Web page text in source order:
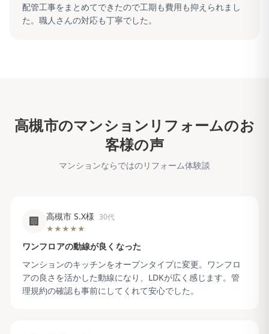
配管工事をまとめてできたので工期も費用も抑えられまし
た。職人さんの対応も丁寧でした。
高槻市のマンションリフォームのお
客様の声
マンションならではのリフォーム体験談
🏢 高槻市 S.X様 30代
★★★★★
ワンフロアの動線が良くなった
マンションのキッチンをオープンタイプに変更。ワンフロ
アの良さを活かした動線になり、LDKが広く感じます。管
理規約の確認も事前にしてくれて安心でした。